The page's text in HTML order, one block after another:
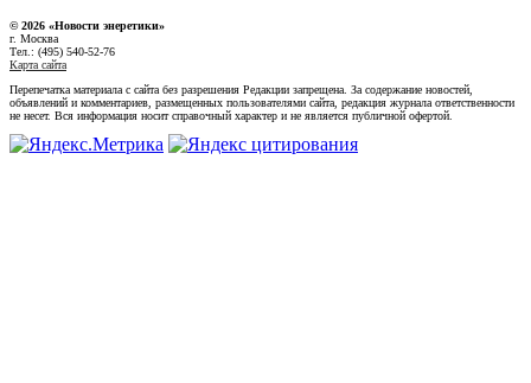
© 2026 «Новости энеретики»
г. Москва
Тел.: (495) 540-52-76
Карта сайта
Перепечатка материала с сайта без разрешения Редакции запрещена. За содержание новостей,
объявлений и комментариев, размещенных пользователями сайта, редакция журнала ответственности
не несет. Вся информация носит справочный характер и не является публичной офертой.